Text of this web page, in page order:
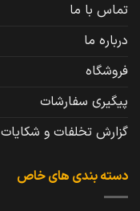
تماس با ما
درباره ما
فروشگاه
پیگیری سفارشات
گزارش تخلفات و شکایات
دسته بندی های خاص